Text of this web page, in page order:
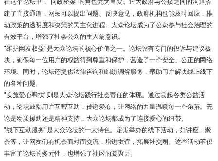
在这个论坛中，"问政桥梁"的角色尤为重要。它为政府与公众之间的沟通搭
建了直接通道，网民可以提出问题、反映意见，政府机构也能及时回应，推
动政策的透明度和决策的民主化进程。大众论坛成为了公众参与社会治理的
有效平台，增强了社会公众的主人翁意识。
"维护网友权益"是大众论坛的核心价值之一。论坛设有专门的投诉与建议板
块，确保每一位用户的权益得到尊重和保护，营造了一个安全、公正的网络
环境。同时，论坛还提供法律咨询和纠纷调解服务，帮助用户解决线上线下
的各种问题。
"实施爱心帮扶"则是大众论坛践行社会责任的体现。通过发起各类公益活
动，论坛鼓励用户互帮互助，传递爱心，让网络的力量温暖每一个角落。无
论是物质援助还是精神支持，大众论坛都成为了连接爱心的纽带。
"线下互动服务"是大众论坛的一大特色。定期举办的线下活动，如讲座、聚
会等，让网友们有机会面对面交流，增进友谊，拓展社交圈。这些活动不仅
丰富了论坛的多元性，也增强了社区的凝聚力。